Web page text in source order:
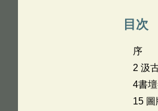
目次
序
2 汲
4書
15 圖